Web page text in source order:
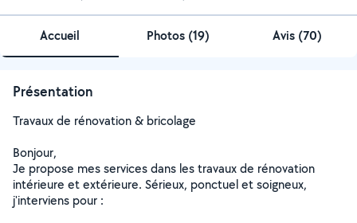
Accueil Photos (19) Avis (70)
Présentation
Travaux de rénovation & bricolage
Bonjour,
Je propose mes services dans les travaux de rénovation
intérieure et extérieure. Sérieux, ponctuel et soigneux,
j'interviens pour :